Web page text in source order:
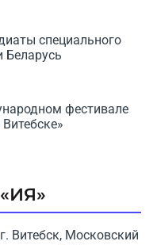
специального
Беларусь
фестивале
Витебск, Московский